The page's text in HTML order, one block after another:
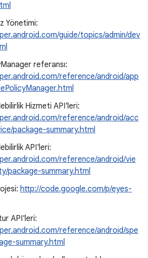
Yönetimi:
guide/topics/admin/dev
referansı:
reference/android/app
Hizmeti API'leri:
reference/android/acc
package-summary.html
API'leri:
reference/android/vie
package-summary.html
http://code.google.com/p/eyes-
API'leri:
reference/android/spe
summary.html